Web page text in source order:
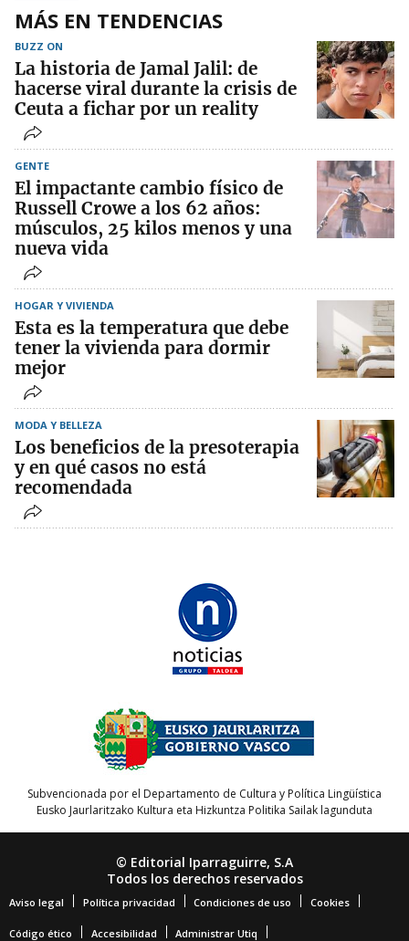
MÁS EN TENDENCIAS
BUZZ ON
La historia de Jamal Jalil: de
hacerse viral durante la crisis de
Ceuta a fichar por un reality
GENTE
El impactante cambio físico de
Russell Crowe a los 62 años:
músculos, 25 kilos menos y una
nueva vida
HOGAR Y VIVIENDA
Esta es la temperatura que debe
tener la vivienda para dormir
mejor
MODA Y BELLEZA
Los beneficios de la presoterapia
y en qué casos no está
recomendada
Subvencionada por el Departamento de Cultura y Política Lingüística
Eusko Jaurlaritzako Kultura eta Hizkuntza Politika Sailak lagunduta
© Editorial Iparraguirre, S.A
Todos los derechos reservados
Aviso legal Política privacidad Condiciones de uso Cookies
Código ético Accesibilidad Administrar Utiq